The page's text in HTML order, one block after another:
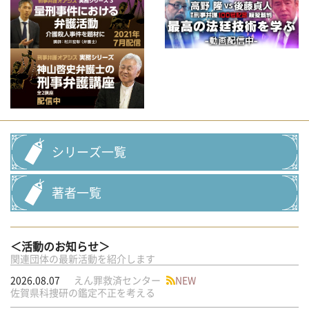
シリーズ一覧
著者一覧
＜活動のお知らせ＞
関連団体の最新活動を紹介します
2026.08.07
えん罪救済センター
NEW
佐賀県科捜研の鑑定不正を考える